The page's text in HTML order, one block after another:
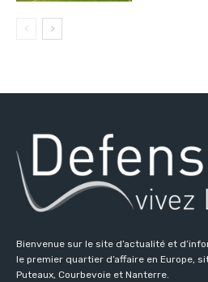
Bienvenue sur le site d’actualité et
le premier quartier d’affaire en Europe,
Puteaux, Courbevoie et Nanterre.